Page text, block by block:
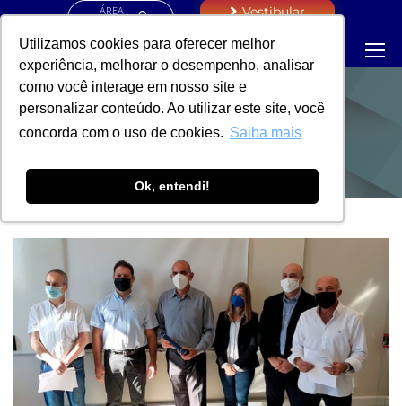
Utilizamos cookies para oferecer melhor
experiência, melhorar o desempenho, analisar
como você interage em nosso site e
personalizar conteúdo. Ao utilizar este site, você
concorda com o uso de cookies. Saiba mais
Ok, entendi!
ÁREA
Vestibular
NOTÍCIAS